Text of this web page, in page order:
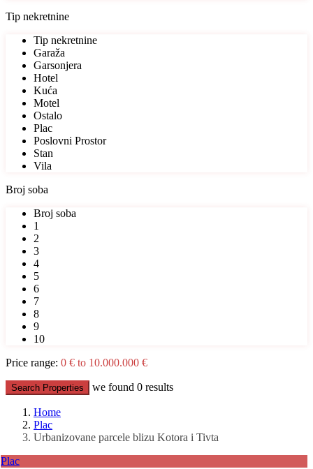
Tip nekretnine
Tip nekretnine
Garaža
Garsonjera
Hotel
Kuća
Motel
Ostalo
Plac
Poslovni Prostor
Stan
Vila
Broj soba
Broj soba
1
2
3
4
5
6
7
8
9
10
Price range: 0 € to 10.000.000 €
Search Properties we found 0 results
Home
Plac
Urbanizovane parcele blizu Kotora i Tivta
Plac